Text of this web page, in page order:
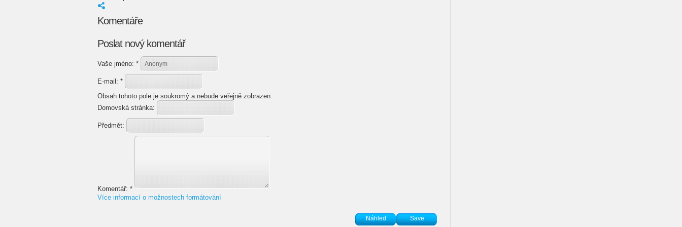
Komentáře
Poslat nový komentář
Vaše jméno: *
E-mail: *
Obsah tohoto pole je soukromý a nebude veřejně zobrazen.
Domovská stránka:
Předmět:
Komentář: *
Více informací o možnostech formátování